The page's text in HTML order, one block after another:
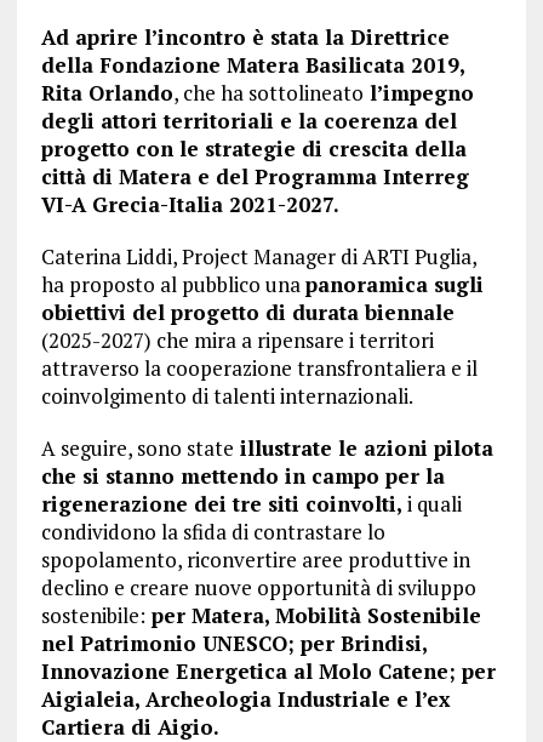
Ad aprire l’incontro è stata la Direttrice
della Fondazione Matera Basilicata 2019,
Rita Orlando, che ha sottolineato l’impegno
degli attori territoriali e la coerenza del
progetto con le strategie di crescita della
città di Matera e del Programma Interreg
VI-A Grecia-Italia 2021-2027.
Caterina Liddi, Project Manager di ARTI Puglia,
ha proposto al pubblico unapanoramica sugli
obiettivi del progetto di durata biennale
(2025-2027) che mira a ripensare i territori
attraverso la cooperazione transfrontaliera e il
coinvolgimento di talenti internazionali.
A seguire, sono state illustrate le azioni pilota
che si stanno mettendo in campo per la
rigenerazione dei tre siti coinvolti, i quali
condividono la sfida di contrastare lo
spopolamento, riconvertire aree produttive in
declino e creare nuove opportunità di sviluppo
sostenibile: per Matera, Mobilità Sostenibile
nel Patrimonio UNESCO; per Brindisi,
Innovazione Energetica al Molo Catene; per
Aigialeia, Archeologia Industriale e l’ex
Cartiera di Aigio.